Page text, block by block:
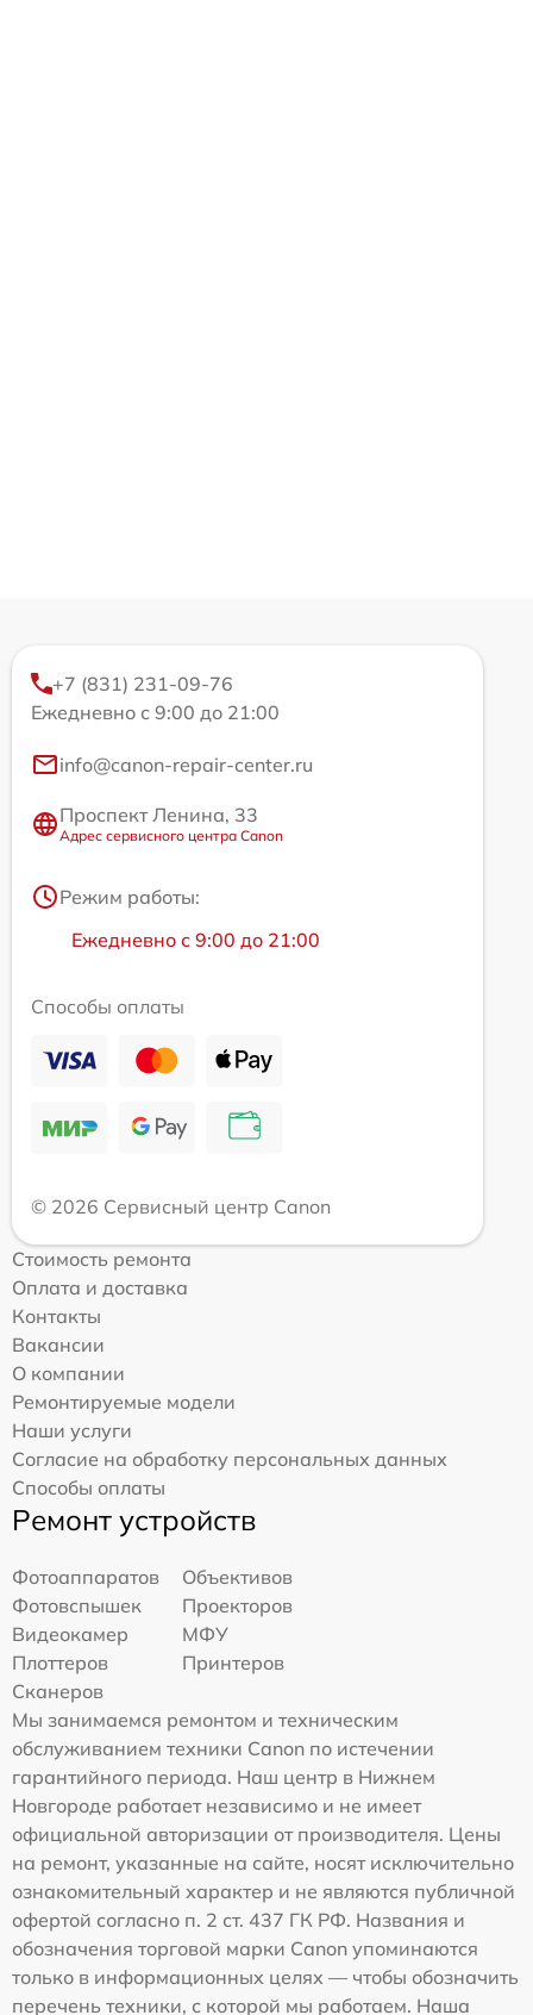
+7 (831) 231-09-76
Ежедневно с 9:00 до 21:00
info@canon-repair-center.ru
Проспект Ленина, 33
Адрес сервисного центра Canon
Режим работы:
Ежедневно с 9:00 до 21:00
Способы оплаты
© 2026 Сервисный центр Canon
Стоимость ремонта
Оплата и доставка
Контакты
Вакансии
О компании
Ремонтируемые модели
Наши услуги
Согласие на обработку персональных данных
Способы оплаты
Ремонт устройств
Фотоаппаратов
Объективов
Фотовспышек
Проекторов
Видеокамер
МФУ
Плоттеров
Принтеров
Сканеров
Мы занимаемся ремонтом и техническим
обслуживанием техники Canon по истечении
гарантийного периода. Наш центр в Нижнем
Новгороде работает независимо и не имеет
официальной авторизации от производителя. Цены
на ремонт, указанные на сайте, носят исключительно
ознакомительный характер и не являются публичной
офертой согласно п. 2 ст. 437 ГК РФ. Названия и
обозначения торговой марки Canon упоминаются
только в информационных целях — чтобы обозначить
перечень техники, с которой мы работаем. Наша